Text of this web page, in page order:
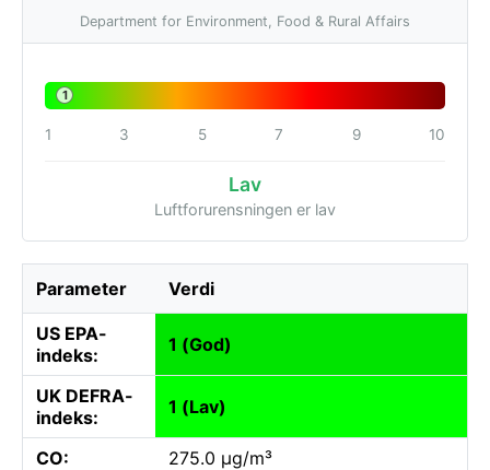
Department for Environment, Food & Rural Affairs
1
1 3 5 7 9 10
Lav
Luftforurensningen er lav
Parameter Verdi
US EPA-
indeks:
1 (God)
UK DEFRA-
indeks:
1 (Lav)
CO:
275.0 µg/m³